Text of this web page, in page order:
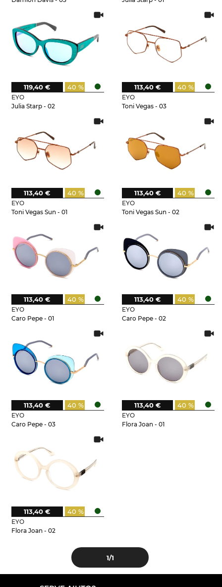
EYO
Julia Starp - 02
40 %
119,40 €
EYO
Toni Vegas - 03
40 %
113,40 €
EYO
Toni Vegas Sun - 01
40 %
113,40 €
EYO
Toni Vegas Sun - 02
40 %
113,40 €
EYO
Caro Pepe - 01
40 %
113,40 €
EYO
Caro Pepe - 02
40 %
113,40 €
EYO
Caro Pepe - 03
40 %
113,40 €
EYO
Flora Joan - 01
40 %
113,40 €
EYO
Flora Joan - 02
40 %
113,40 €
1/1